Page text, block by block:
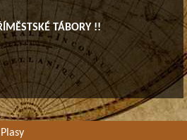
TÁBORY !!